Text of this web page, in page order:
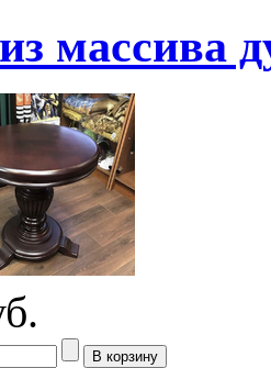
массива